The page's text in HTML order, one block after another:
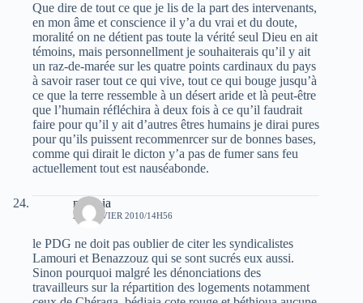
Que dire de tout ce que je lis de la part des intervenants,
en mon âme et conscience il y’a du vrai et du doute,
moralité on ne détient pas toute la vérité seul Dieu en ait
témoins, mais personnellment je souhaiterais qu’il y ait
un raz-de-marée sur les quatre points cardinaux du pays
à savoir raser tout ce qui vive, tout ce qui bouge jusqu’à
ce que la terre ressemble à un désert aride et là peut-être
que l’humain réfléchira à deux fois à ce qu’il faudrait
faire pour qu’il y ait d’autres êtres humains je dirai pures
pour qu’ils puissent recommenrcer sur de bonnes bases,
comme qui dirait le dicton y’a pas de fumer sans feu
actuellement tout est nauséabonde.
mounia
24 JANVIER 2010/14H56
le PDG ne doit pas oublier de citer les syndicalistes
Lamouri et Benazzouz qui se sont sucrés eux aussi.
Sinon pourquoi malgré les dénonciations des
travailleurs sur la répartition des logements notamment